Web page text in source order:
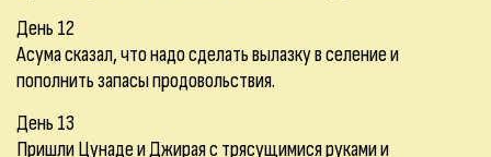
День 12
Асума сказал, что надо сделать вылазку в селение и
пополнить запасы продовольствия.
День 13
Пришли Цунаде и Джирая с трясущимися руками и